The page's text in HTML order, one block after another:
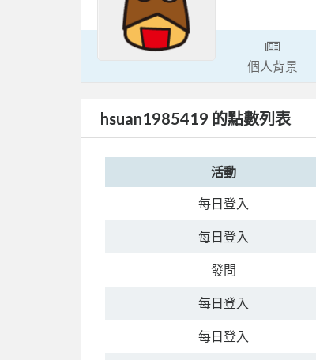
個人背景
hsuan1985419 的點數列表
活動
每日登入
每日登入
發問
每日登入
每日登入